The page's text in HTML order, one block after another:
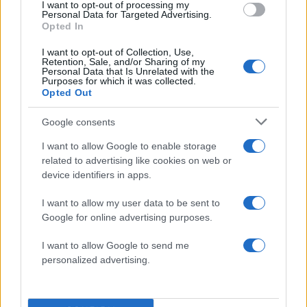
I want to opt-out of processing my
Personal Data for Targeted Advertising.
Opted In
I want to opt-out of Collection, Use,
Retention, Sale, and/or Sharing of my
Personal Data that Is Unrelated with the
Purposes for which it was collected.
Opted Out
Google consents
I want to allow Google to enable storage
related to advertising like cookies on web or
device identifiers in apps.
I want to allow my user data to be sent to
Google for online advertising purposes.
I want to allow Google to send me
personalized advertising.
ΜΑΚΕΔΟΝΙΑ, ΘΡΑΚΗ
Καιρός: Αραιές νεφώσεις κατά τόπους πιο
πυκνές. Τις μεσημβρινές και απογευματινές ώρες